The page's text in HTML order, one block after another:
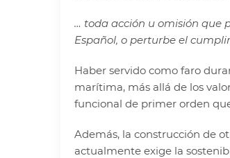
… toda acción u omisión que
Español, o perturbe el
Haber servido como faro
marítima, más allá de los
funcional de primer orden
Además, la construcción de
actualmente exige la